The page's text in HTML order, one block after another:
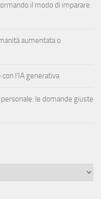
il modo di imparare
aumentata o
l’IA generativa
le domande giuste